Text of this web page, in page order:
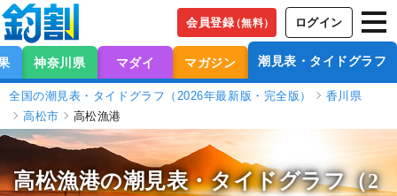
会員登録（無料） ログイン
神奈川県 マダイ マガジン 潮見表・タイドグラフ
全国の潮見表・タイドグラフ（2026年最新版・完全版）
香川県
高松市
高松漁港
高松漁港の潮見表・タイドグラフ（2